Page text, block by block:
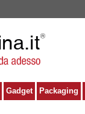
Gadget Packaging